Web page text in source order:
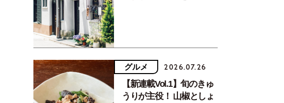
グルメ 2026.07.26
【新連載Vol.1】旬のきゅ
うりが主役！ 山椒としょ